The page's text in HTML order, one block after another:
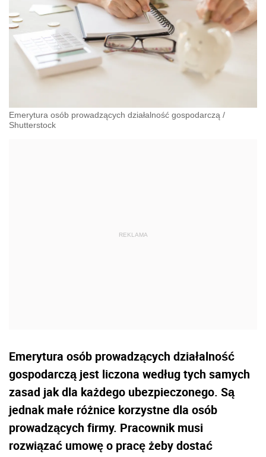
Emerytura osób prowadzących działalność gospodarczą /
Shutterstock
Emerytura osób prowadzących działalność
gospodarczą jest liczona według tych samych
zasad jak dla każdego ubezpieczonego. Są
jednak małe różnice korzystne dla osób
prowadzących firmy. Pracownik musi
rozwiązać umowę o pracę żeby dostać